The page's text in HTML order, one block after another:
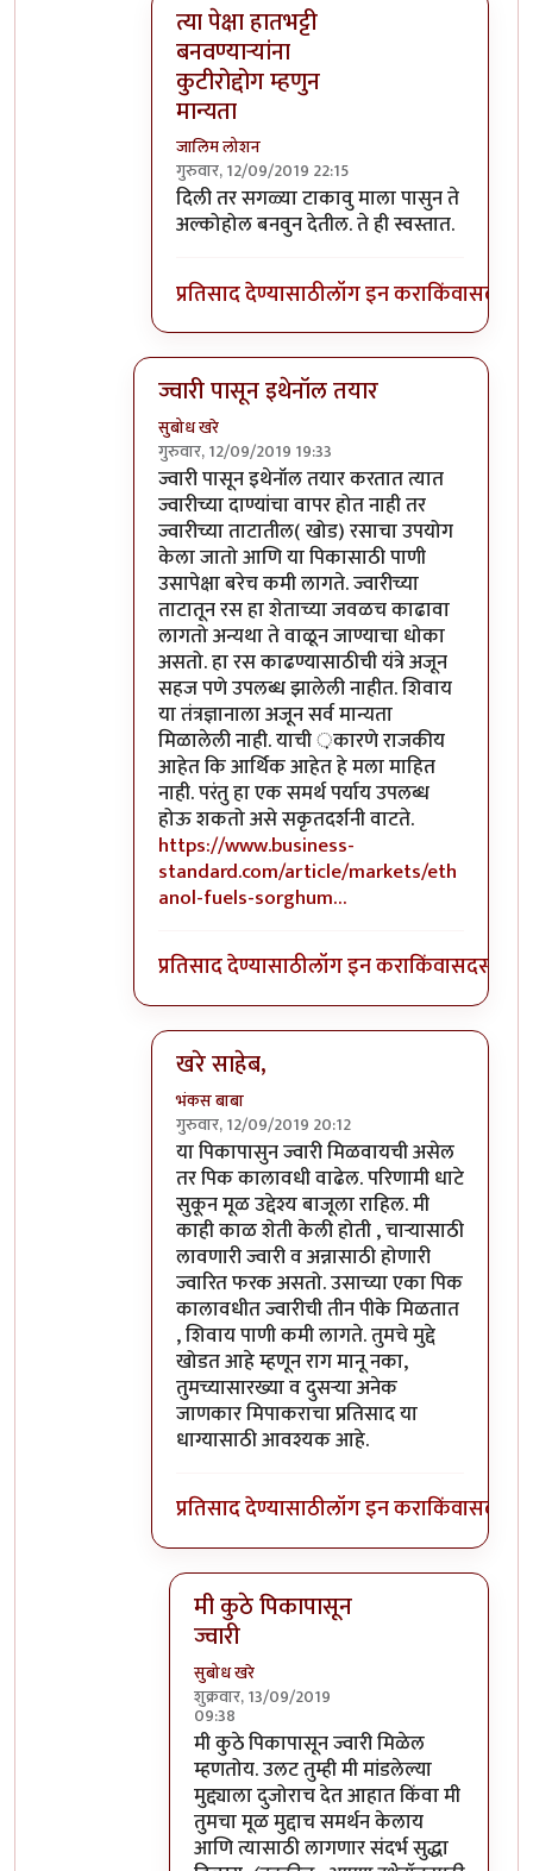
त्या पेक्षा हातभट्टी
बनवण्यार्‍यांना
कुटीरोद्दोग म्हणुन
मान्यता
जालिम लोशन
गुरुवार, 12/09/2019 22:15
In reply toसडक्या ज्वारीपासून (जी फेकूनच
दिली तर सगळ्या टाकावु माला पासुन ते
अल्कोहोल बनवुन देतील. ते ही स्वस्तात.
प्रतिसाद देण्यासाठीलॉग इन कराकिंवासदस्य
ज्वारी पासून इथेनॉल तयार
सुबोध खरे
गुरुवार, 12/09/2019 19:33
In reply toतसा विषय नाही तो. उसापासुन
ज्वारी पासून इथेनॉल तयार करतात त्यात
ज्वारीच्या दाण्यांचा वापर होत नाही तर
ज्वारीच्या ताटातील( खोड) रसाचा उपयोग
केला जातो आणि या पिकासाठी पाणी
उसापेक्षा बरेच कमी लागते. ज्वारीच्या
ताटातून रस हा शेताच्या जवळच काढावा
लागतो अन्यथा ते वाळून जाण्याचा धोका
असतो. हा रस काढण्यासाठीची यंत्रे अजून
सहज पणे उपलब्ध झालेली नाहीत. शिवाय
या तंत्रज्ञानाला अजून सर्व मान्यता
मिळालेली नाही. याची ़कारणे राजकीय
आहेत कि आर्थिक आहेत हे मला माहित
नाही. परंतु हा एक समर्थ पर्याय उपलब्ध
होऊ शकतो असे सकृतदर्शनी वाटते.
https://www.business-
standard.com/article/markets/eth
anol-fuels-sorghum…
प्रतिसाद देण्यासाठीलॉग इन कराकिंवासदस्य व्हा
खरे साहेब,
भंकस बाबा
गुरुवार, 12/09/2019 20:12
In reply toज्वारी पासून इथेनॉल तयार
या पिकापासुन ज्वारी मिळवायची असेल
तर पिक कालावधी वाढेल. परिणामी धाटे
सुकून मूळ उद्देश्य बाजूला राहिल. मी
काही काळ शेती केली होती , चाऱ्यासाठी
लावणारी ज्वारी व अन्नासाठी होणारी
ज्वारित फरक असतो. उसाच्या एका पिक
कालावधीत ज्वारीची तीन पीके मिळतात
, शिवाय पाणी कमी लागते. तुमचे मुद्दे
खोडत आहे म्हणून राग मानू नका,
तुमच्यासारख्या व दुसऱ्या अनेक
जाणकार मिपाकराचा प्रतिसाद या
धाग्यासाठी आवश्यक आहे.
प्रतिसाद देण्यासाठीलॉग इन कराकिंवासदस्य
मी कुठे पिकापासून
ज्वारी
सुबोध खरे
शुक्रवार, 13/09/2019
09:38
In reply toखरे साहेब,byभंकस बाबा
मी कुठे पिकापासून ज्वारी मिळेल
म्हणतोय. उलट तुम्ही मी मांडलेल्या
मुद्द्याला दुजोराच देत आहात किंवा मी
तुमचा मूळ मुद्दाच समर्थन केलाय
आणि त्यासाठी लागणार संदर्भ सुद्धा